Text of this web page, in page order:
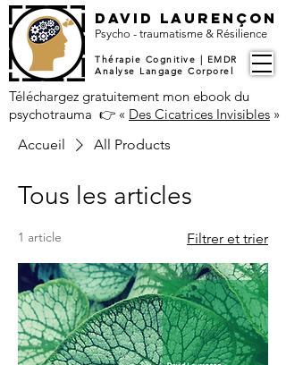
Thérapie Cognitive | EMDR
Analyse Langage Corporel
DAVID LAURENÇON
​Psycho - traumatisme & Résilience
Téléchargez gratuitement mon ebook du
psychotrauma 👉 « Des Cicatrices Invisibles »
Accueil
All Products
Tous les articles
1 article Filtrer et trier